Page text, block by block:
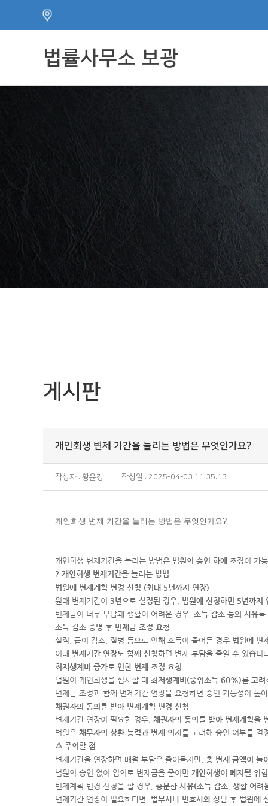
법률사무소 보광
게시판
개인회생 변제 기간을 늘리는 방법은 무엇인가요?
작성자 : 황윤경 작성일 : 2025-04-03 11:35:13
개인회생 변제 기간을 늘리는 방법은 무엇인가요?
개인회생 변제기간을 늘리는 방법은 법원의 승인 하에 조정이 가
? 개인회생 변제기간을 늘리는 방법
법원에 변제계획 변경 신청 (최대 5년까지 연장)
원래 변제기간이 3년으로 설정된 경우 법원에 신청하면 5년까지
변제금이 너무 부담돼 생활이 어려운 경우, 소득 감소 등의 사유를
소득 감소 증명 후 변제금 조정 요청
실직, 급여 감소, 질병 등으로 인해 소득이 줄어든 경우 법원에 변
이때 변제기간 연장도 함께 신청하면 변제 부담을 줄일 수 있습니
최저생계비 증가로 인한 변제 조정 요청
법원이 개인회생을 심사할 때 최저생계비(중위소득 60%)를 고려
변제금 조정과 함께 변제기간 연장을 요청하면 승인 가능성이 높
채권자의 동의를 받아 변제계획 변경 신청
변제기간 연장이 필요한 경우, 채권자의 동의를 받아 변제계획을
법원은 채무자의 상환 능력과 변제 의지 를 고려해 승인 여부를 결
⚠️ 주의할 점
변제기간을 연장하면 매월 부담은 줄어들지만, 총 변제 금액이 늘
법원의 승인 없이 임의로 변제금을 줄이면 개인회생이 폐지될 위험
변제계획 변경 신청을 할 경우, 충분한 사유(소득 감소, 생활 어려
변제기간 연장이 필요하다면, 법무사나 변호사와 상담 후 법원에